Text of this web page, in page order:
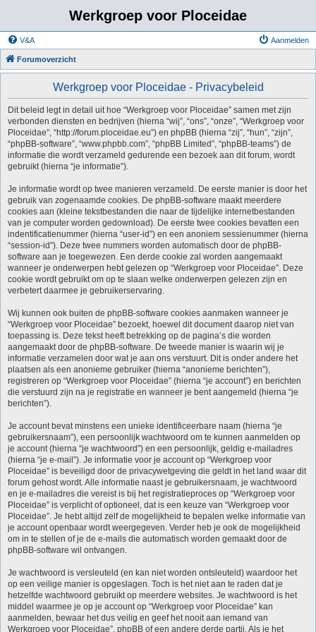
Werkgroep voor Ploceidae
V&A Aanmelden
Forumoverzicht
Werkgroep voor Ploceidae - Privacybeleid
Dit beleid legt in detail uit hoe “Werkgroep voor Ploceidae” samen met zijn
verbonden diensten en bedrijven (hierna “wij”, “ons”, “onze”, “Werkgroep voor
Ploceidae”, “http://forum.ploceidae.eu”) en phpBB (hierna “zij”, “hun”, “zijn”,
“phpBB-software”, “www.phpbb.com”, “phpBB Limited”, “phpBB-teams”) de
informatie die wordt verzameld gedurende een bezoek aan dit forum, wordt
gebruikt (hierna “je informatie”).
Je informatie wordt op twee manieren verzameld. De eerste manier is door het
gebruik van zogenaamde cookies. De phpBB-software maakt meerdere
cookies aan (kleine tekstbestanden die naar de tijdelijke internetbestanden
van je computer worden gedownload). De eerste twee cookies bevatten een
indentificatienummer (hierna “user-id”) en een anoniem sessienummer (hierna
“session-id”). Deze twee nummers worden automatisch door de phpBB-
software aan je toegewezen. Een derde cookie zal worden aangemaakt
wanneer je onderwerpen hebt gelezen op “Werkgroep voor Ploceidae”. Deze
cookie wordt gebruikt om op te slaan welke onderwerpen gelezen zijn en
verbetert daarmee je gebruikerservaring.
Wij kunnen ook buiten de phpBB-software cookies aanmaken wanneer je
“Werkgroep voor Ploceidae” bezoekt, hoewel dit document daarop niet van
toepassing is. Deze tekst heeft betrekking op de pagina’s die worden
aangemaakt door de phpBB-software. De tweede manier is waarin wij je
informatie verzamelen door wat je aan ons verstuurt. Dit is onder andere het
plaatsen als een anonieme gebruiker (hierna “anonieme berichten”),
registreren op “Werkgroep voor Ploceidae” (hierna “je account”) en berichten
die verstuurd zijn na je registratie en wanneer je bent aangemeld (hierna “je
berichten”).
Je account bevat minstens een unieke identificeerbare naam (hierna “je
gebruikersnaam”), een persoonlijk wachtwoord om te kunnen aanmelden op
je account (hierna “je wachtwoord”) en een persoonlijk, geldig e-mailadres
(hierna “je e-mail”). Je informatie voor je account op “Werkgroep voor
Ploceidae” is beveiligd door de privacywetgeving die geldt in het land waar dit
forum gehost wordt. Alle informatie naast je gebruikersnaam, je wachtwoord
en je e-mailadres die vereist is bij het registratieproces op “Werkgroep voor
Ploceidae” is verplicht of optioneel, dat is een keuze van “Werkgroep voor
Ploceidae”. Je hebt altijd zelf de mogelijkheid te bepalen welke informatie van
je account openbaar wordt weergegeven. Verder heb je ook de mogelijkheid
om in te stellen of je de e-mails die automatisch worden gemaakt door de
phpBB-software wil ontvangen.
Je wachtwoord is versleuteld (en kan niet worden ontsleuteld) waardoor het
op een veilige manier is opgeslagen. Toch is het niet aan te raden dat je
hetzelfde wachtwoord gebruikt op meerdere websites. Je wachtwoord is het
middel waarmee je op je account op “Werkgroep voor Ploceidae” kan
aanmelden, bewaar het dus veilig en geef het nooit aan iemand van
Werkgroep voor Ploceidae”, phpBB of een andere derde partij. Als je het